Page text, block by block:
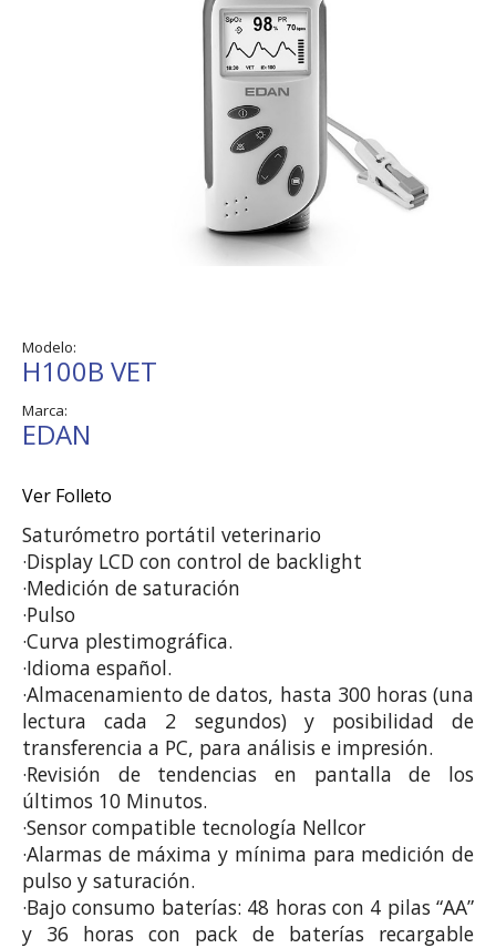
Modelo:
H100B VET
Marca:
EDAN
Ver Folleto
Saturómetro portátil veterinario
·Display LCD con control de backlight
·Medición de saturación
·Pulso
·Curva plestimográfica.
·Idioma español.
·Almacenamiento de datos, hasta 300 horas (una
lectura cada 2 segundos) y posibilidad de
transferencia a PC, para análisis e impresión.
·Revisión de tendencias en pantalla de los
últimos 10 Minutos.
·Sensor compatible tecnología Nellcor
·Alarmas de máxima y mínima para medición de
pulso y saturación.
·Bajo consumo baterías: 48 horas con 4 pilas “AA”
y 36 horas con pack de baterías recargable